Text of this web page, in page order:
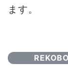
ます。